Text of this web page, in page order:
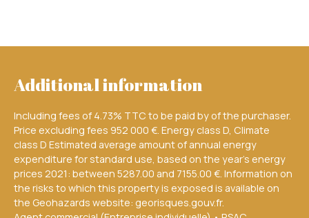
Additional information
Including fees of 4.73% TTC to be paid by of the purchaser.
Price excluding fees 952 000 €. Energy class D, Climate
class D Estimated average amount of annual energy
expenditure for standard use, based on the year's energy
prices 2021: between 5287.00 and 7155.00 €. Information on
the risks to which this property is exposed is available on
the Geohazards website: georisques.gouv.fr.